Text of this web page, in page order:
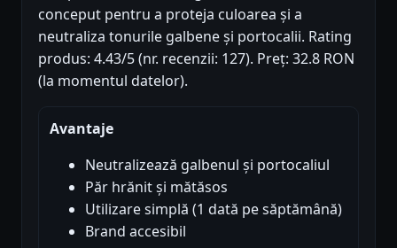
conceput pentru a proteja culoarea și a
neutraliza tonurile galbene și portocalii. Rating
produs: 4.43/5 (nr. recenzii: 127). Preț: 32.8 RON
(la momentul datelor).
Avantaje
Neutralizează galbenul și portocaliul
Păr hrănit și mătăsos
Utilizare simplă (1 dată pe săptămână)
Brand accesibil